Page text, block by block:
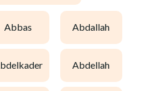
abbas abdallah
abdelkader abdellah